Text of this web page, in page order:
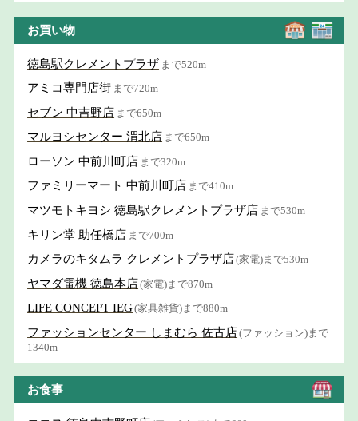
お買い物
徳島駅クレメントプラザ まで520m
アミコ専門店街 まで720m
セブン 中吉野店 まで650m
マルヨシセンター 渭北店 まで650m
ローソン 中前川町店 まで320m
ファミリーマート 中前川町店 まで410m
マツモトキヨシ 徳島駅クレメントプラザ店 まで530m
キリン堂 助任橋店 まで700m
カメラのキタムラ クレメントプラザ店(家電)まで530m
ヤマダ電機 徳島本店(家電)まで870m
LIFE CONCEPT IEG(家具雑貨)まで880m
ファッションセンター しまむら 佐古店(ファッション)まで
1340m
お食事